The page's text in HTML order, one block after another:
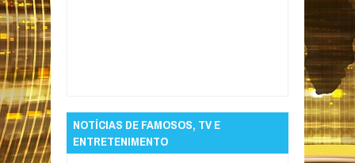
NOTÍCIAS DE FAMOSOS, TV E
ENTRETENIMENTO